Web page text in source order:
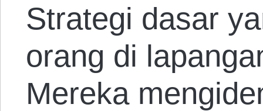
Strategi dasar
orang di
Mereka